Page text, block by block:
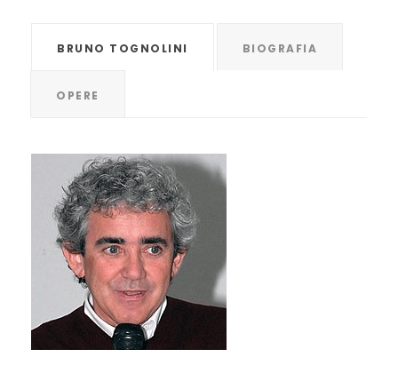
BRUNO TOGNOLINI BIOGRAFIA
OPERE